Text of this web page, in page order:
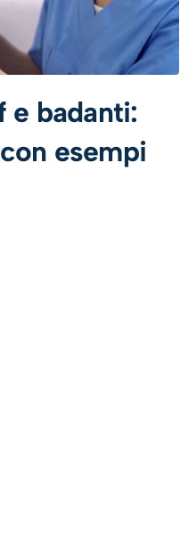
e badanti:
esempi